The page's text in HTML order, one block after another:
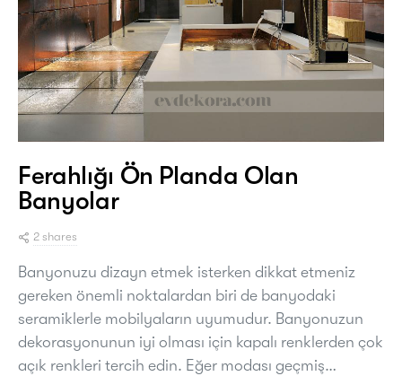
Ferahlığı Ön Planda Olan
Banyolar
2 shares
Banyonuzu dizayn etmek isterken dikkat etmeniz
gereken önemli noktalardan biri de banyodaki
seramiklerle mobilyaların uyumudur. Banyonuzun
dekorasyonunun iyi olması için kapalı renklerden çok
açık renkleri tercih edin. Eğer modası geçmiş…